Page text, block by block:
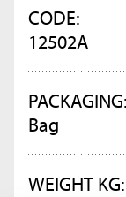
CODE:
12502A
PACKAGING:
Bag
WEIGHT KG: